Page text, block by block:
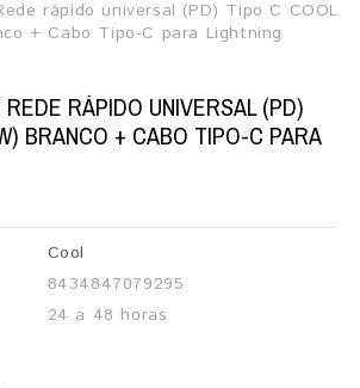
RÁPIDO UNIVERSAL (PD)
BRANCO + CABO TIPO-C PARA
Cool
8434847079295
24 a 48 horas